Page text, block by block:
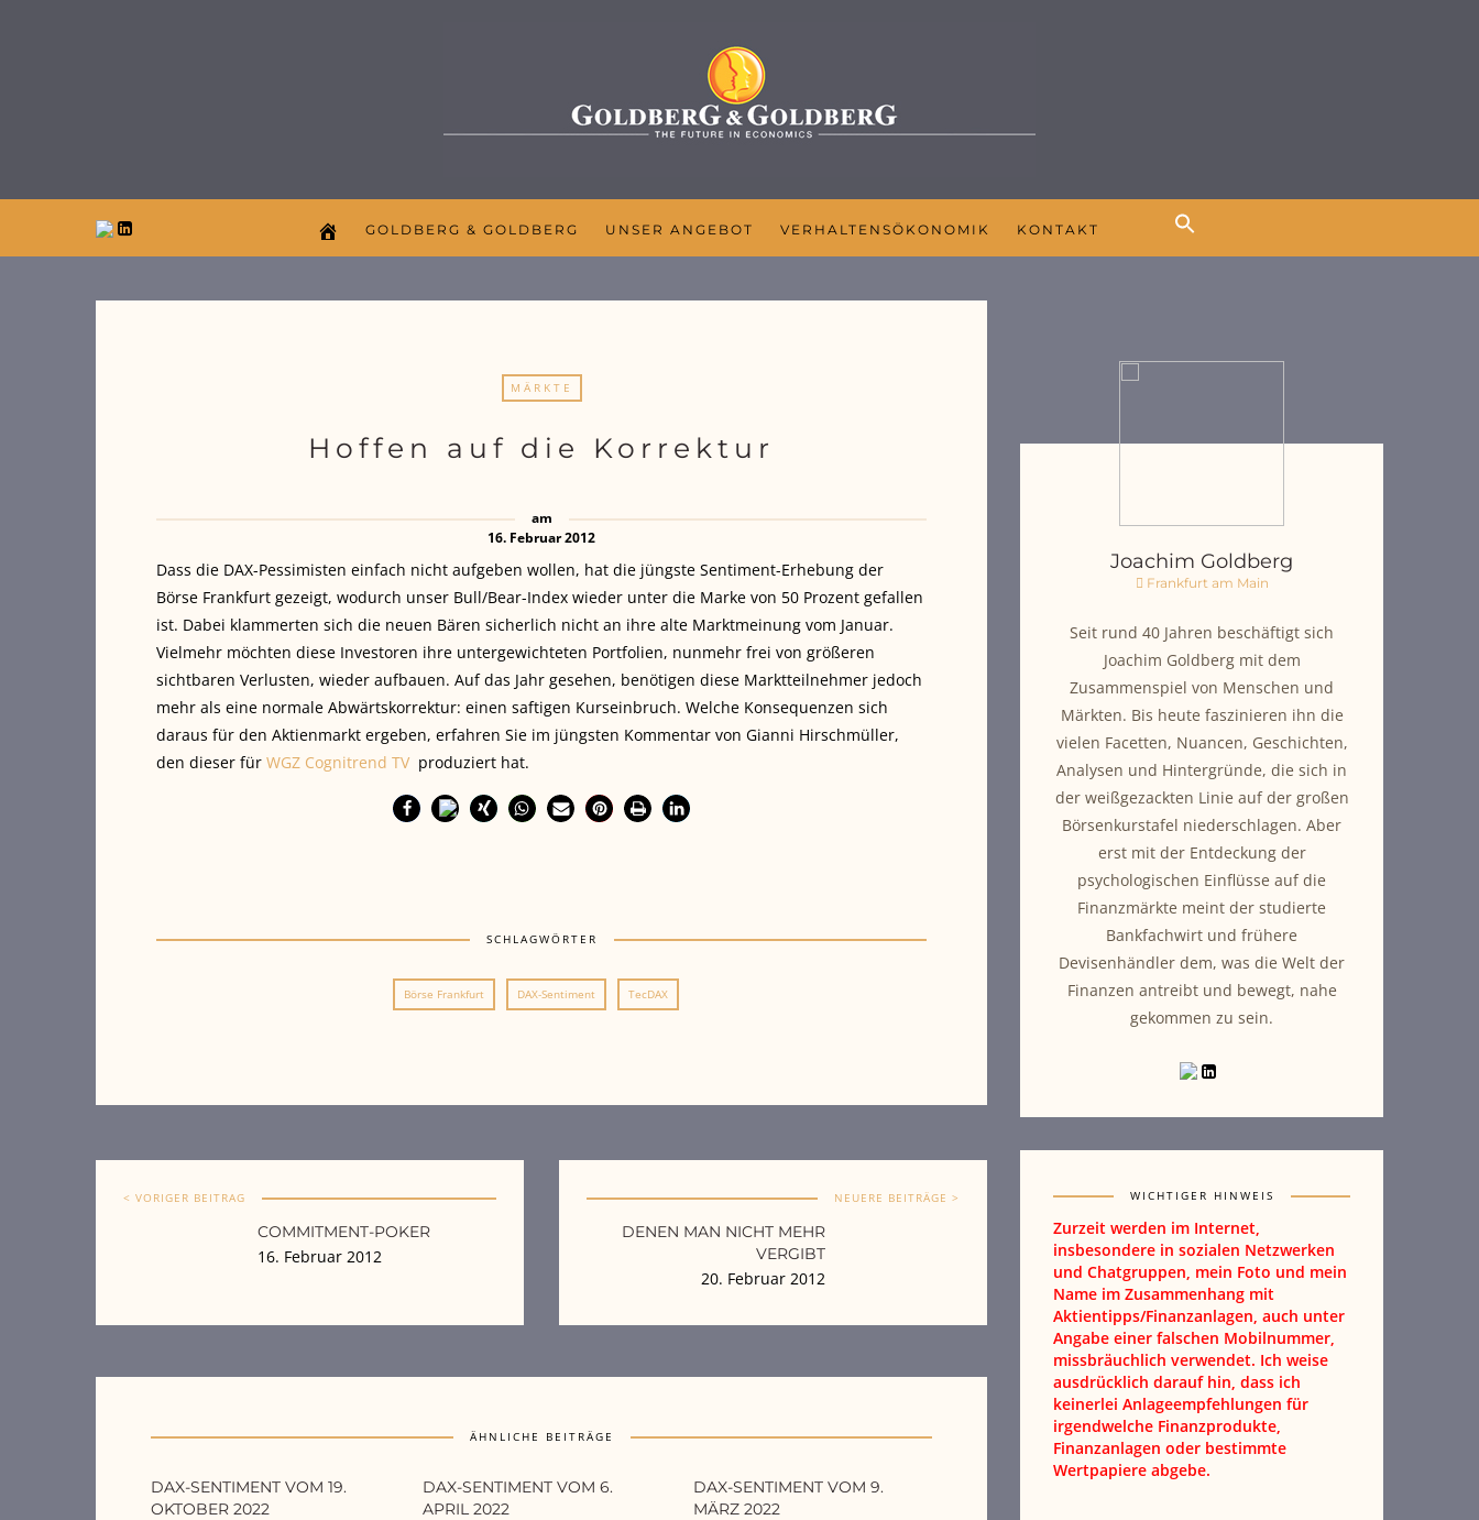
GOLDBERG & GOLDBERG UNSER ANGEBOT VERHALTENSÖKONOMIK KONTAKT
MÄRKTE
Hoffen auf die Korrektur
am
16. Februar 2012
Dass die DAX-Pessimisten einfach nicht aufgeben wollen, hat die jüngste Sentiment-Erhebung der
Börse Frankfurt gezeigt, wodurch unser Bull/Bear-Index wieder unter die Marke von 50 Prozent gefallen
ist. Dabei klammerten sich die neuen Bären sicherlich nicht an ihre alte Marktmeinung vom Januar.
Vielmehr möchten diese Investoren ihre untergewichteten Portfolien, nunmehr frei von größeren
sichtbaren Verlusten, wieder aufbauen. Auf das Jahr gesehen, benötigen diese Marktteilnehmer jedoch
mehr als eine normale Abwärtskorrektur: einen saftigen Kurseinbruch. Welche Konsequenzen sich
daraus für den Aktienmarkt ergeben, erfahren Sie im jüngsten Kommentar von Gianni Hirschmüller,
den dieser für WGZ Cognitrend TV produziert hat.
SCHLAGWÖRTER
Börse Frankfurt DAX-Sentiment TecDAX
< VORIGER BEITRAG
COMMITMENT-POKER
16. Februar 2012
NEUERE BEITRÄGE >
DENEN MAN NICHT MEHR
VERGIBT
20. Februar 2012
ÄHNLICHE BEITRÄGE
DAX-SENTIMENT VOM 19.
OKTOBER 2022
DAX-SENTIMENT VOM 6.
APRIL 2022
DAX-SENTIMENT VOM 9.
MÄRZ 2022
Joachim Goldberg
Frankfurt am Main
Seit rund 40 Jahren beschäftigt sich
Joachim Goldberg mit dem
Zusammenspiel von Menschen und
Märkten. Bis heute faszinieren ihn die
vielen Facetten, Nuancen, Geschichten,
Analysen und Hintergründe, die sich in
der weißgezackten Linie auf der großen
Börsenkurstafel niederschlagen. Aber
erst mit der Entdeckung der
psychologischen Einflüsse auf die
Finanzmärkte meint der studierte
Bankfachwirt und frühere
Devisenhändler dem, was die Welt der
Finanzen antreibt und bewegt, nahe
gekommen zu sein.
WICHTIGER HINWEIS
Zurzeit werden im Internet,
insbesondere in sozialen Netzwerken
und Chatgruppen, mein Foto und mein
Name im Zusammenhang mit
Aktientipps/Finanzanlagen, auch unter
Angabe einer falschen Mobilnummer,
missbräuchlich verwendet. Ich weise
ausdrücklich darauf hin, dass ich
keinerlei Anlageempfehlungen für
irgendwelche Finanzprodukte,
Finanzanlagen oder bestimmte
Wertpapiere abgebe.